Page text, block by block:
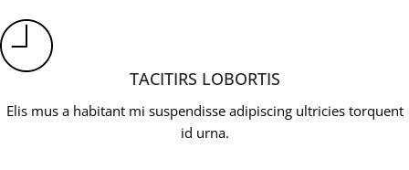
TACITIRS LOBORTIS
Elis mus a habitant mi suspendisse adipiscing ultricies torquent
id urna.